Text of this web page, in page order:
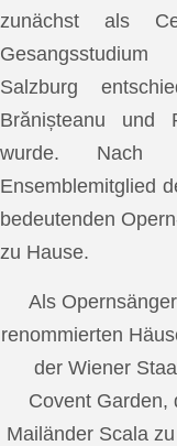
zunächst als
Salzburg
Brănișteanu und
wurde. Nach
Ensemblemitglied
bedeutenden
zu Hause.
Als
renommierten
der Wiener
Covent Garden,
Mailänder Scala